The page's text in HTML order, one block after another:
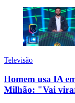
Televisão
Homem usa IA
Milhão: "Vai